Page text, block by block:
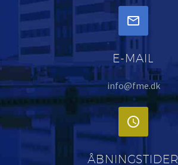


E-MAIL
info@fme.dk


ÅBNINGSTIDER